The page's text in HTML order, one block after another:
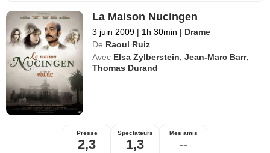
La Maison Nucingen
3 juin 2009 | 1h 30min | Drame
De Raoul Ruiz
Avec Elsa Zylberstein ,Jean-Marc Barr,
Thomas Durand
Presse
2,3
Spectateurs
1,3
Mes amis
--